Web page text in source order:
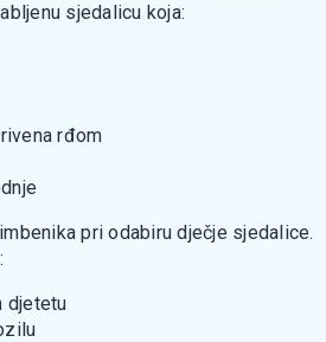
sjedalicu koja:
rđom
pri odabiru dječje sjedalice.
djetetu